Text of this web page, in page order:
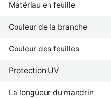
Matériau en feuille
Couleur de la branche
Couleur des feuilles
Protection UV
La longueur du mandrin